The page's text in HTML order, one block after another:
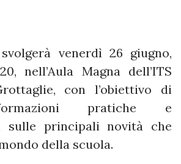
venerdì 26 giugno,
nell’Aula Magna dell’ITS
con l’obiettivo di
pratiche e
sulle principali novità che
della scuola.